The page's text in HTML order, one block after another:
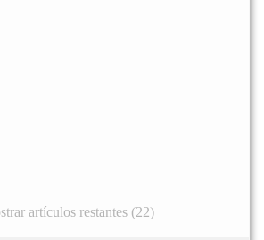
artículos restantes (22)